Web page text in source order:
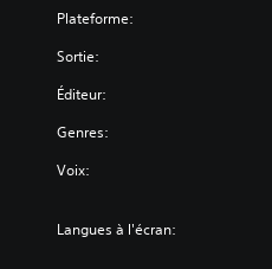
Plateforme:
Sortie:
Éditeur:
Genres:
Voix:
Langues à l'écran: